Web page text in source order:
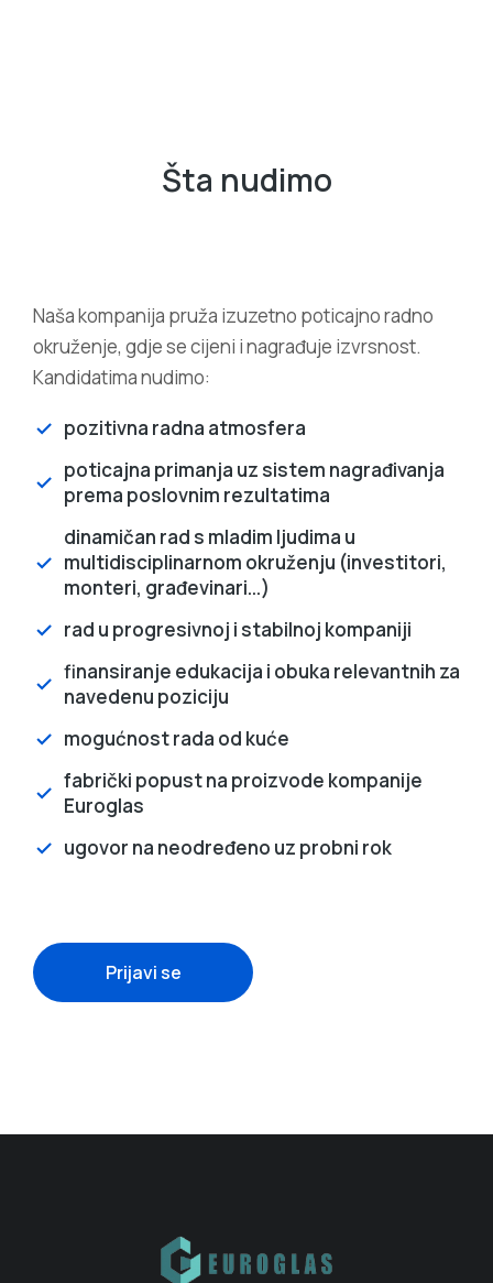
Šta nudimo
Naša kompanija pruža izuzetno poticajno radno
okruženje, gdje se cijeni i nagrađuje izvrsnost.
Kandidatima nudimo:
pozitivna radna atmosfera
poticajna primanja uz sistem nagrađivanja
prema poslovnim rezultatima
dinamičan rad s mladim ljudima u
multidisciplinarnom okruženju (investitori,
monteri, građevinari...)
rad u progresivnoj i stabilnoj kompaniji
finansiranje edukacija i obuka relevantnih za
navedenu poziciju
mogućnost rada od kuće
fabrički popust na proizvode kompanije
Euroglas
ugovor na neodređeno uz probni rok
Prijavi se